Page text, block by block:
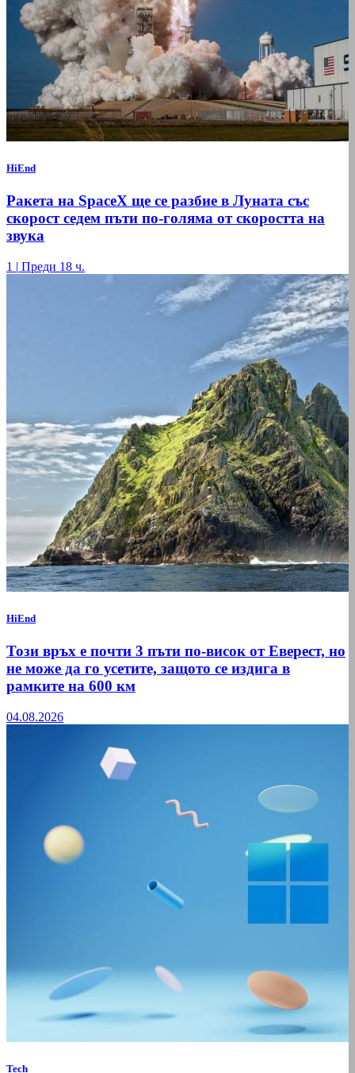
HiEnd
Ракета на SpaceX ще се разбие в Луната със
скорост седем пъти по-голяма от скоростта на
звука
1 | Преди 18 ч.
HiEnd
Този връх е почти 3 пъти по-висок от Еверест, но
не може да го усетите, защото се издига в
рамките на 600 км
04.08.2026
Tech